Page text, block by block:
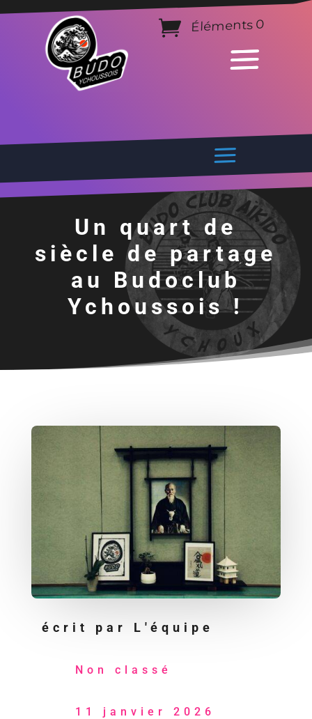
Éléments 0
Un quart de
siècle de partage
au Budoclub
Ychoussois !
écrit par L'équipe
Non classé
11 janvier 2026